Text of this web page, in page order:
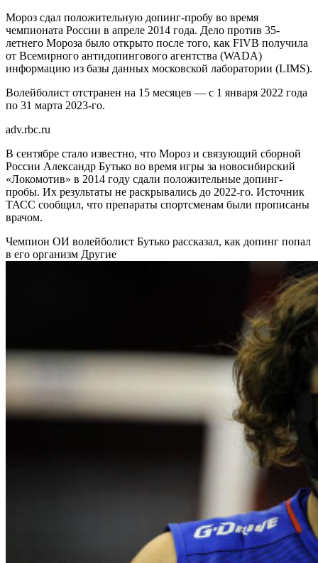
Мороз сдал положительную допинг-пробу во время
чемпионата России в апреле 2014 года. Дело против 35-
летнего Мороза было открыто после того, как FIVB получила
от Всемирного антидопингового агентства (WADA)
информацию из базы данных московской лаборатории (LIMS).
Волейболист отстранен на 15 месяцев — с 1 января 2022 года
по 31 марта 2023-го.
adv.rbc.ru
В сентябре стало известно, что Мороз и связующий сборной
России Александр Бутько во время игры за новосибирский
«Локомотив» в 2014 году сдали положительные допинг-
пробы. Их результаты не раскрывались до 2022-го. Источник
ТАСС сообщил, что препараты спортсменам были прописаны
врачом.
Чемпион ОИ волейболист Бутько рассказал, как допинг попал
в его организм Другие